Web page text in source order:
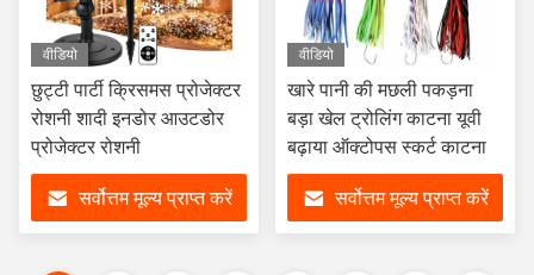
वीडियो
छुट्टी पार्टी क्रिसमस प्रोजेक्टर
रोशनी शादी इनडोर आउटडोर
प्रोजेक्टर रोशनी
सर्वोत्तम मूल्य प्राप्त करें
वीडियो
खारे पानी की मछली पकड़ना
बड़ा खेल ट्रोलिंग काटना यूवी
बढ़ाया ऑक्टोपस स्कर्ट काटना
सर्वोत्तम मूल्य प्राप्त करें